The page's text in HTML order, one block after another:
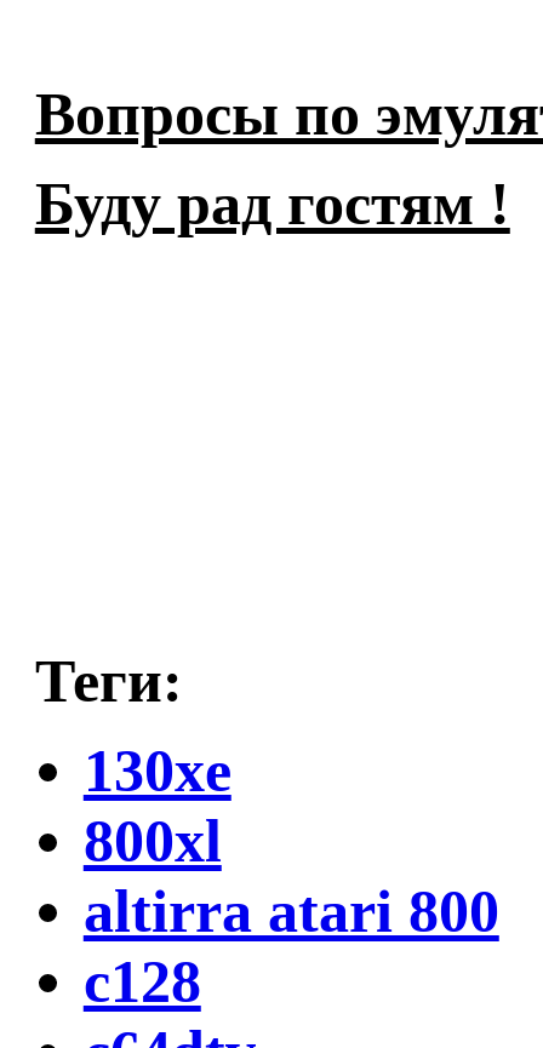
Вопросы по
Буду рад гостям !
Теги:
130xe
800xl
altirra atari 800
c128